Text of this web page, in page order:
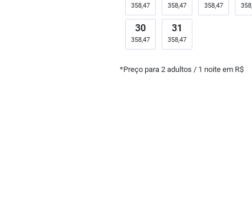
358,47 358,47 358,47
30
358,47
31
358,47
*Preço para2 adultos / 1 noite em R$